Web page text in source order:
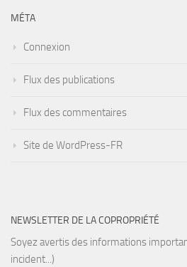
MÉTA
Connexion
Flux des publications
Flux des commentaires
Site de WordPress-FR
NEWSLETTER DE LA COPROPRIÉTÉ
Soyez avertis des informations
incident...)